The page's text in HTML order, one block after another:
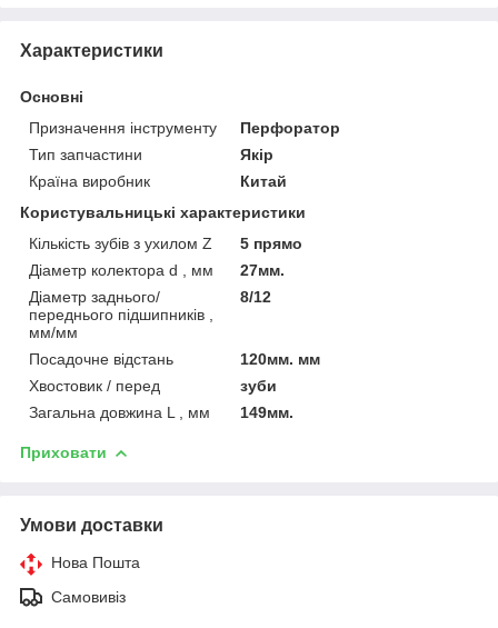
Характеристики
Основні
Призначення інструменту
Перфоратор
Тип запчастини
Якір
Країна виробник
Китай
Користувальницькі характеристики
Кількість зубів з ухилом Z
5 прямо
Діаметр колектора d , мм
27мм.
Діаметр заднього/
переднього підшипників ,
мм/мм
8/12
Посадочне відстань
120мм. мм
Хвостовик / перед
зуби
Загальна довжина L , мм
149мм.
Приховати
Умови доставки
Нова Пошта
Самовивіз